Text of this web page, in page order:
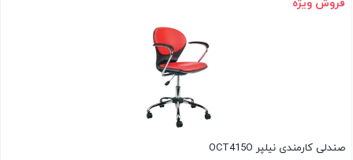
فروش ویژه
صندلی کارمندی نیلپر OCT415O